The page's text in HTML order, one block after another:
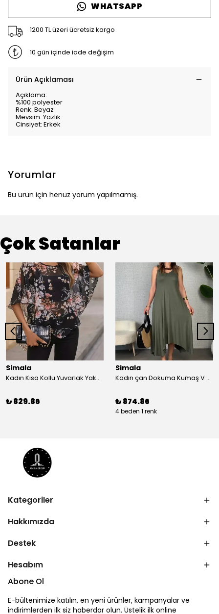
WHATSAPP
1200 TL üzeri ücretsiz kargo
10 gün içinde iade değişim
Ürün Açıklaması
Açıklama:
%100 polyester
Renk: Beyaz
Mevsim: Yazlık
Cinsiyet: Erkek
Yorumlar
Bu ürün için henüz yorum yapılmamış.
Çok Satanlar
Simala
Kadın Kısa Kollu Yuvarlak Yaka çiçek Baskılı Asimetrik Kesim şifon Bluz
₺ 829.86
Simala
Kadın çan Dokuma Kumaş V Yaka Asimetrik Kesim Elbise
₺ 874.86
4 beden 1 renk
Kategoriler
Hakkımızda
Destek
Hesabım
Abone Ol
E-bültenimize katılın, en yeni ürünler, kampanyalar ve
indirimlerden ilk siz haberdar olun. Üstelik ilk online